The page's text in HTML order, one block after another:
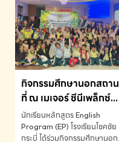
กิจกรรมศึกษานอกสถาน
ที่ ณ เมเจอร์ ซีนีเพล็กซ์
ระดับประถมศึกษา (EP.1-
6)
นักเรียนหลักสูตร English
Program (EP) โรงเรียนโชคชัย
กระบี่ ได้ร่วมกิจกรรมศึกษานอก